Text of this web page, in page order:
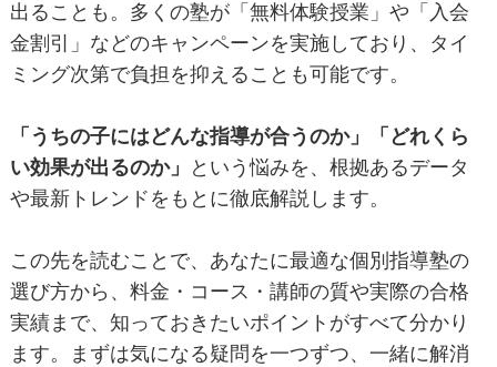
出ることも。多くの塾が「無料体験授業」や「入会
金割引」などのキャンペーンを実施しており、タイ
ミング次第で負担を抑えることも可能です。
「うちの子にはどんな指導が合うのか」「どれくら
い効果が出るのか」
という悩みを、根拠あるデータ
や最新トレンドをもとに徹底解説します。
この先を読むことで、あなたに最適な個別指導塾の
選び方から、料金・コース・講師の質や実際の合格
実績まで、知っておきたいポイントがすべて分かり
ます。まずは気になる疑問を一つずつ、一緒に解消